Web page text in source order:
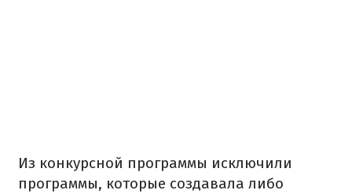
Из конкурсной программы исключили
программы, которые создавала либо